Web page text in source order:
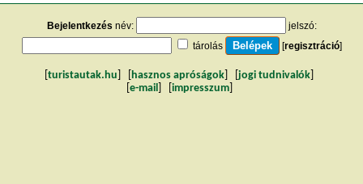
Bejelentkezés név:
jelszó:
tárolás
[regisztráció]
turistautak.hu hasznos apróságok jogi tudnivalók
e-mail impresszum]